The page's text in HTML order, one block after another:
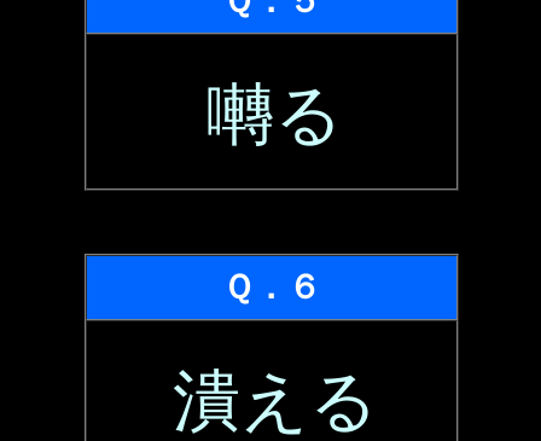
囀る
Ｑ．６
潰える